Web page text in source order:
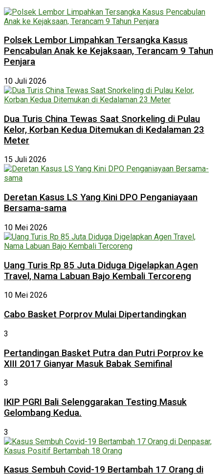
Polsek Lembor Limpahkan Tersangka Kasus
Pencabulan Anak ke Kejaksaan, Terancam 9 Tahun
Penjara
10 Juli 2026
Dua Turis China Tewas Saat Snorkeling di Pulau
Kelor, Korban Kedua Ditemukan di Kedalaman 23
Meter
15 Juli 2026
Deretan Kasus LS Yang Kini DPO Penganiayaan
Bersama-sama
10 Mei 2026
Uang Turis Rp 85 Juta Diduga Digelapkan Agen
Travel, Nama Labuan Bajo Kembali Tercoreng
10 Mei 2026
Cabo Basket Porprov Mulai Dipertandingkan
3
Pertandingan Basket Putra dan Putri Porprov ke
XIII 2017 Gianyar Masuk Babak Semifinal
3
IKIP PGRI Bali Selenggarakan Testing Masuk
Gelombang Kedua.
3
Kasus Sembuh Covid-19 Bertambah 17 Orang di